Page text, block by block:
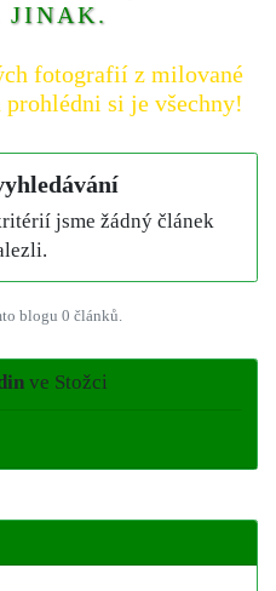
JINAK.
fotografií z milované
si je všechny!
jsme žádný článek
blogu 0 článků.
ve Stožci